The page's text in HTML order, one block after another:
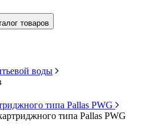
товаров
воды
типа Pallas PWG
типа Pallas PWG